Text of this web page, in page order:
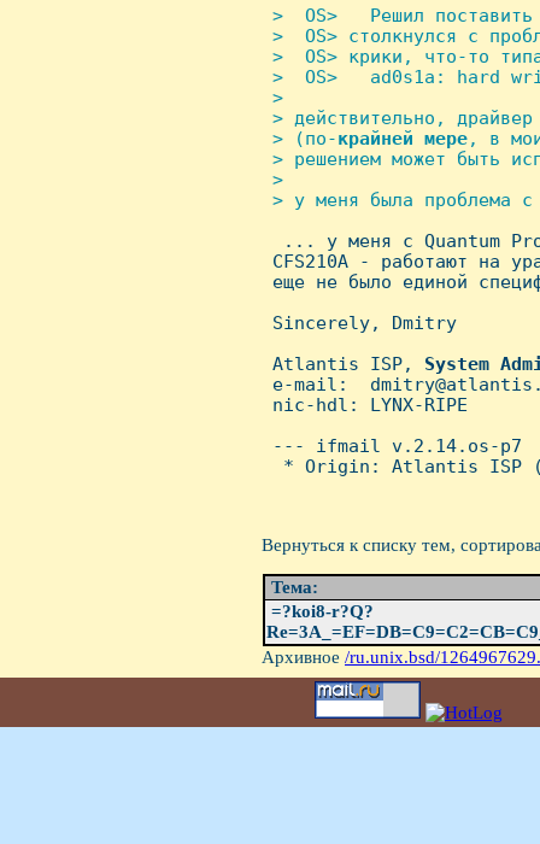
>  OS>   Решил
>  OS> столкнyлся с
>  OS> кpики, что-то
>  OS>   ad0s1a: hard
>
> действительно,
> (по-крайней мере, в
> решением может быть
>
> у меня была проблема
... у меня с Quantum
CFS210A - работают на
еще не было единой
Sincerely, Dmitry
Atlantis ISP, System
e-mail:
nic-hdl: LYNX-RIPE
--- ifmail v.2.14.os-p7
* Origin: Atlantis ISP
Вернуться к списку тем,
Тема:
=?koi8-r?Q?
Архивное /ru.unix.bsd/